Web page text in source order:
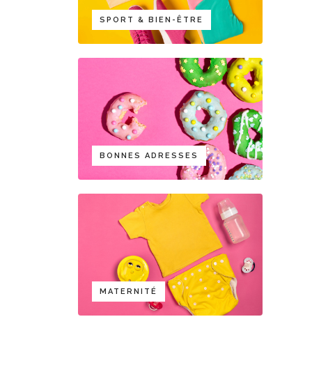
SPORT & BIEN-ÊTRE
BONNES ADRESSES
MATERNITÉ